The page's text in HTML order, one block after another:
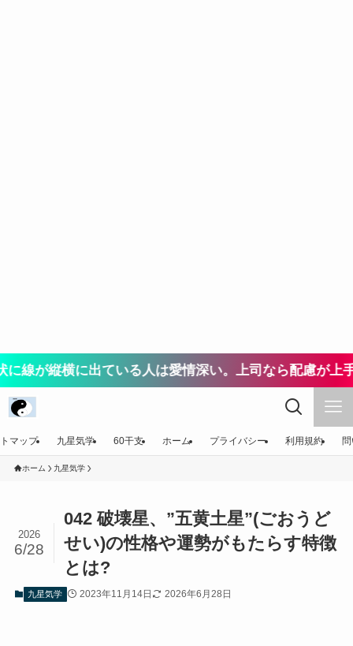
出ている人は愛情深い。上司なら配慮が上手い、恋人
マップ 九星気学 60干支 ホーム プライバシー 利用規約
ホーム 九星気学
042 破壊星、”五黄土星”(ごおうど
せい)の性格や運勢がもたらす特徴
とは?
2026
6/28
九星気学 2023年11月14日 2026年6月28日